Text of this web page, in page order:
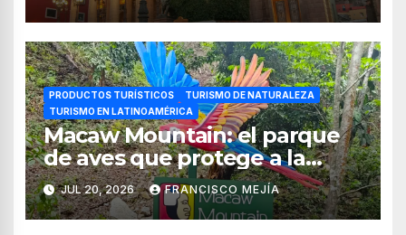
PRODUCTOS TURÍSTICOS
TURISMO DE NATURALEZA
TURISMO EN LATINOAMÉRICA
Macaw Mountain: el parque
de aves que protege a la
guacamaya roja en Honduras
JUL 20, 2026 FRANCISCO MEJÍA